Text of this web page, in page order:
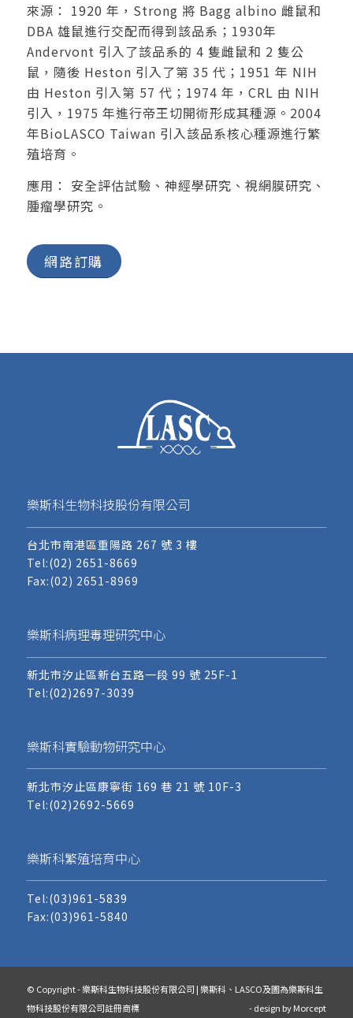
來源： 1920 年，Strong 將 Bagg albino 雌鼠和
DBA 雄鼠進行交配而得到該品系；1930年
Andervont 引入了該品系的 4 隻雌鼠和 2 隻公
鼠，隨後 Heston 引入了第 35 代；1951 年 NIH
由 Heston 引入第 57 代；1974 年，CRL 由 NIH
引入，1975 年進行帝王切開術形成其種源。2004
年BioLASCO Taiwan 引入該品系核心種源進行繁
殖培育。
應用： 安全評估試驗、神經學研究、視網膜研究、
腫瘤學研究。
網路訂購
樂斯科生物科技股份有限公司
台北市南港區重陽路 267 號 3 樓
Tel:(02) 2651-8669
Fax:(02) 2651-8969
樂斯科病理毒理研究中心
新北市汐止區新台五路一段 99 號 25F-1
Tel:(02)2697-3039
樂斯科實驗動物研究中心
新北市汐止區康寧街 169 巷 21 號 10F-3
Tel:(02)2692-5669
樂斯科繁殖培育中心
Tel:(03)961-5839
Fax:(03)961-5840
© Copyright - 樂斯科生物科技股份有限公司 | 樂斯科、LASCO及圖為樂斯科生
物科技股份有限公司註冊商標
- design byMorcept